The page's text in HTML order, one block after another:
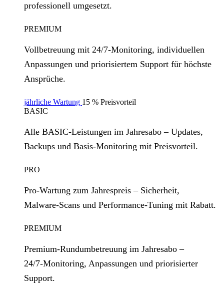
professionell umgesetzt.
PREMIUM
Vollbetreuung mit 24/7‑Monitoring, individuellen
Anpassungen und priorisiertem Support für höchste
Ansprüche.
jährliche Wartung 15 % Preisvorteil
BASIC
Alle BASIC‑Leistungen im Jahresabo – Updates,
Backups und Basis‑Monitoring mit Preisvorteil.
PRO
Pro‑Wartung zum Jahrespreis – Sicherheit,
Malware‑Scans und Performance‑Tuning mit Rabatt.
PREMIUM
Premium‑Rundumbetreuung im Jahresabo –
24/7‑Monitoring, Anpassungen und priorisierter
Support.